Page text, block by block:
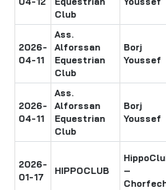
Club
2026-
04-11
Ass.
Alforssan
Equestrian
Club
Borj
Youssef
2026-
04-11
Ass.
Alforssan
Equestrian
Club
Borj
Youssef
2026-
01-17
HIPPOCLUB
–